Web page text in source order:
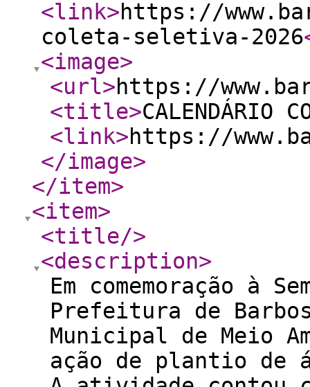
<link>https://
coleta-seletiva-2026
<image>
<url>https://
<title>CALENDÁRIO
<link>https://
</image>
</item>
<item>
<title/>
<description>
Em comemoração à
Prefeitura de
Municipal de Meio
ação de plantio de